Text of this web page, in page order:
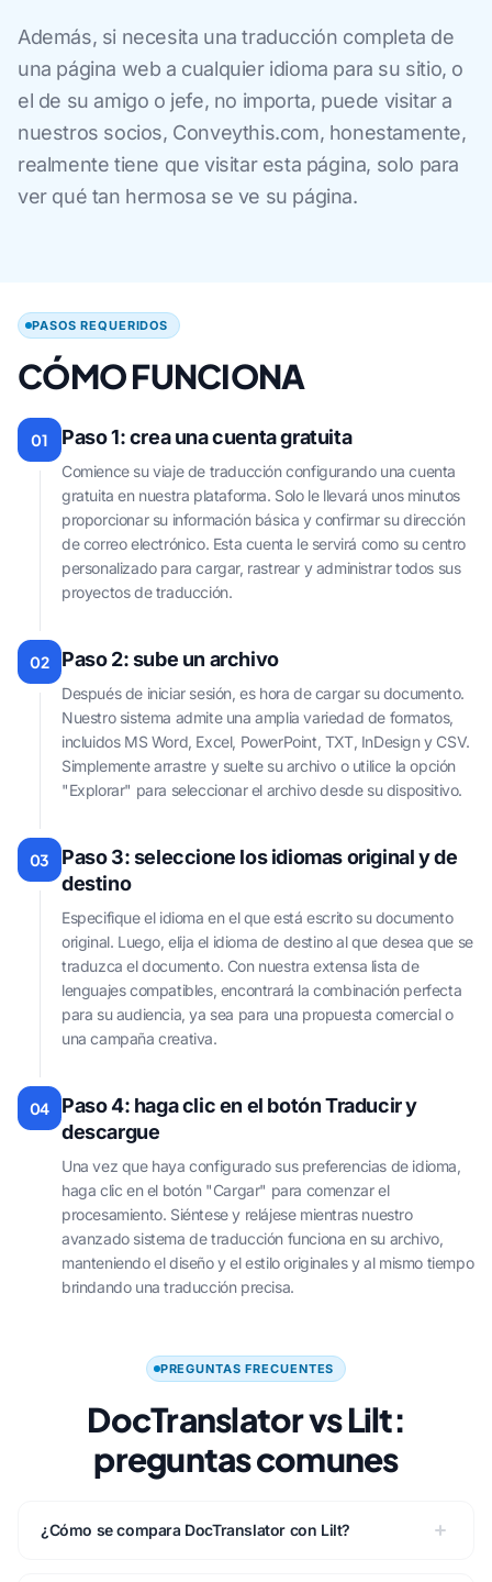
Además, si necesita una traducción completa de
una página web a cualquier idioma para su sitio, o
el de su amigo o jefe, no importa, puede visitar a
nuestros socios, Conveythis.com, honestamente,
realmente tiene que visitar esta página, solo para
ver qué tan hermosa se ve su página.
PASOS REQUERIDOS
CÓMO FUNCIONA
01 Paso 1: crea una cuenta gratuita
Comience su viaje de traducción configurando una cuenta
gratuita en nuestra plataforma. Solo le llevará unos minutos
proporcionar su información básica y confirmar su dirección
de correo electrónico. Esta cuenta le servirá como su centro
personalizado para cargar, rastrear y administrar todos sus
proyectos de traducción.
02 Paso 2: sube un archivo
Después de iniciar sesión, es hora de cargar su documento.
Nuestro sistema admite una amplia variedad de formatos,
incluidos MS Word, Excel, PowerPoint, TXT, InDesign y CSV.
Simplemente arrastre y suelte su archivo o utilice la opción
"Explorar" para seleccionar el archivo desde su dispositivo.
03
Paso 3: seleccione los idiomas original y de
destino
Especifique el idioma en el que está escrito su documento
original. Luego, elija el idioma de destino al que desea que se
traduzca el documento. Con nuestra extensa lista de
lenguajes compatibles, encontrará la combinación perfecta
para su audiencia, ya sea para una propuesta comercial o
una campaña creativa.
04
Paso 4: haga clic en el botón Traducir y
descargue
Una vez que haya configurado sus preferencias de idioma,
haga clic en el botón "Cargar" para comenzar el
procesamiento. Siéntese y relájese mientras nuestro
avanzado sistema de traducción funciona en su archivo,
manteniendo el diseño y el estilo originales y al mismo tiempo
brindando una traducción precisa.
PREGUNTAS FRECUENTES
DocTranslator vs Lilt:
preguntas comunes
¿Cómo se compara DocTranslator con Lilt?